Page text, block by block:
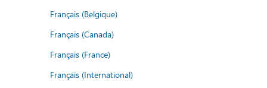
Français (Belgique)
Français (Canada)
Français (France)
Français (International)